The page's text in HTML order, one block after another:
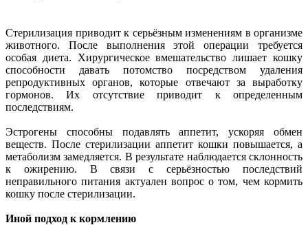
Стерилизация приводит к серьёзным изменениям в организме
животного. После выполнения этой операции требуется
особая диета. Хирургическое вмешательство лишает кошку
способности давать потомство посредством удаления
репродуктивных органов, которые отвечают за выработку
гормонов. Их отсутствие приводит к определенным
последствиям.
Эстрогены способны подавлять аппетит, ускоряя обмен
веществ. После стерилизации аппетит кошки повышается, а
метаболизм замедляется. В результате наблюдается склонность
к ожирению. В связи с серьёзностью последствий
неправильного питания актуален вопрос о том, чем кормить
кошку после стерилизации.
Иной подход к кормлению